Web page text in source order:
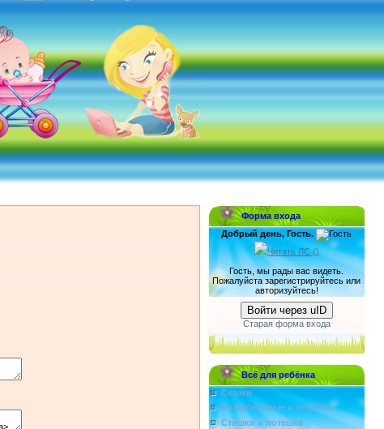
Форма входа
Добрый день, Гость.
Читать ЛС ()
Гость, мы рады вас видеть.
Пожалуйста зарегистрируйтесь или
авторизуйтесь!
Войти через uID
Старая форма входа
Всё для ребёнка
Сказки
Колыбельные и песенки
Стишки и потешки